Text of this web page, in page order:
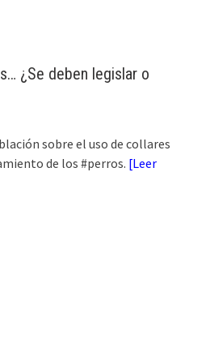
¿Se deben legislar o
sobre el uso de collares
de los #perros. [Leer